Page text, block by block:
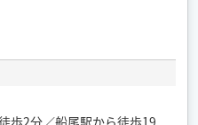
歩2分／船尾駅から徒歩19